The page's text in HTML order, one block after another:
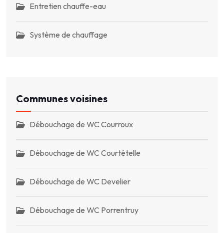
Entretien chauffe-eau
Système de chauffage
Communes voisines
Débouchage de WC Courroux
Débouchage de WC Courtételle
Débouchage de WC Develier
Débouchage de WC Porrentruy